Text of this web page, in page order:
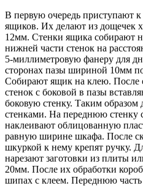
В первую очередь приступают
ящиков. Их делают из дощечек
12мм. Стенки ящика собирают
нижней части стенок на
5-миллиметровую фанеру для
сторонах пазы шириной 10мм
Собирают ящик на клею. После
стенок с боковой в пазы
боковую стенку. Таким образом
стенками. На переднюю стенку
наклеивают облицованную
равную ширине шкафа. После
шкуркой к нему крепят ручку.
нарезают заготовки из плиты
20мм. После их обработки
шипах с клеем. Переднюю